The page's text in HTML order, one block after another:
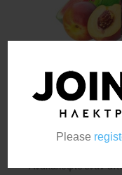
Please
Twelve
Ανακαλύψτε έναν